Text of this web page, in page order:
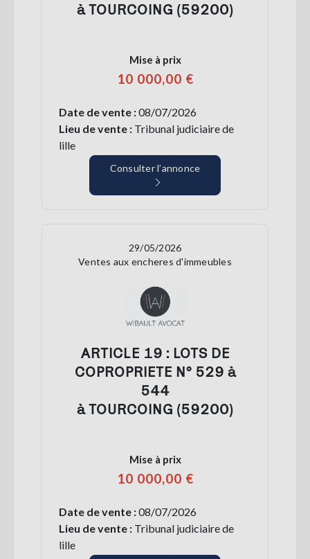
à TOURCOING (59200)
Mise à prix
10 000,00 €
Date de vente :08/07/2026
Lieu de vente : Tribunal judiciaire de
lille
Consulter l’annonce
29/05/2026
Ventes aux encheres d'immeubles
ARTICLE 19 : LOTS DE
COPROPRIETE N° 529 à
544
à TOURCOING (59200)
Mise à prix
10 000,00 €
Date de vente :08/07/2026
Lieu de vente : Tribunal judiciaire de
lille